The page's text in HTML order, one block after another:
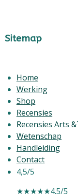
Sitemap
Home
Werking
Shop
Recensies
Recensies Arts
Wetenschap
Handleiding
Contact
4,5/5
★★★★★4.5/5